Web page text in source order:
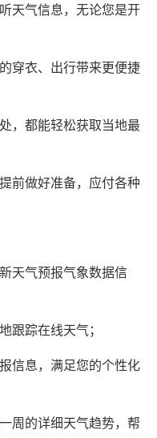
天气信息，无论您是开
穿衣、出行带来更便捷
，都能轻松获取当地最
前做好准备，应付各种
天气预报气象数据信
跟踪在线天气；
信息，满足您的个性化
周的详细天气趋势，帮